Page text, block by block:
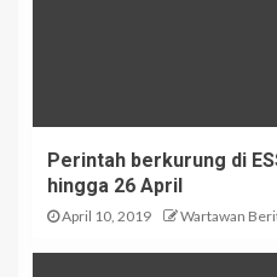
Perintah berkurung di
hingga 26 April
April 10, 2019 Wartawan